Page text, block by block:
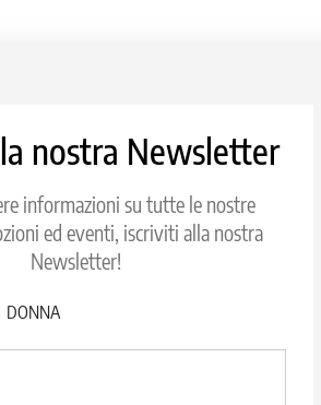
nostra Newsletter
informazioni su tutte le nostre
ed eventi, iscriviti alla nostra
Newsletter!
DONNA